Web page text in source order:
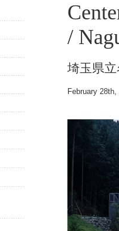
/
埼玉県
February 28th,